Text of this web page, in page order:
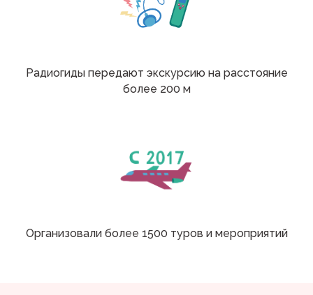
Радиогиды передают экскурсию на расстояние
более 200 м
Организовали более 1500 туров и мероприятий